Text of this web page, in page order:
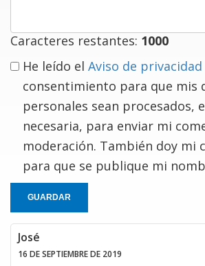
Caracteres restantes: 1000
He leído el Aviso de privacidad
consentimiento para que mis
personales sean procesados,
necesaria, para enviar mi
moderación. También doy mi
para que se publique mi
GUARDAR
José
16 DE SEPTIEMBRE DE 2019